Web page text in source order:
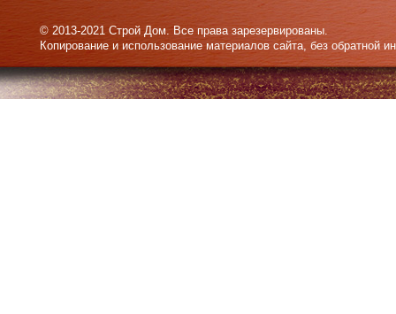
© 2013-2021 Строй Дом. Все права зарезервированы.
Копирование и использование материалов сайта, без обратной